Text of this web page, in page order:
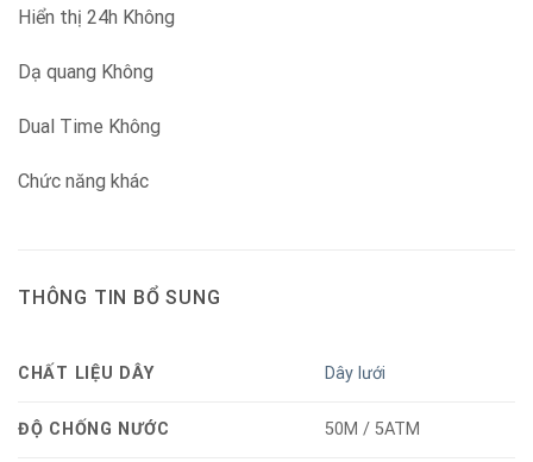
Hiển thị 24h Không
Dạ quang Không
Dual Time Không
Chức năng khác
THÔNG TIN BỔ SUNG
CHẤT LIỆU DÂY Dây lưới
ĐỘ CHỐNG NƯỚC 50M / 5ATM